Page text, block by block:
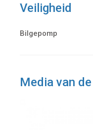
Veiligheid
Bilgepomp
Media van